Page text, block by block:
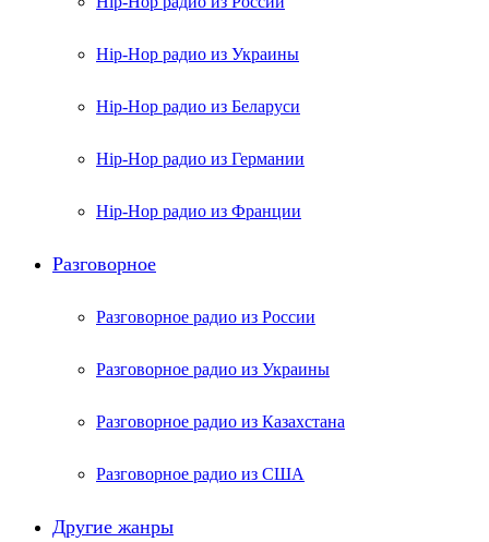
Hip-Hop радио из Украины
Hip-Hop радио из Беларуси
Hip-Hop радио из Германии
Hip-Hop радио из Франции
Разговорное
Разговорное радио из России
Разговорное радио из Украины
Разговорное радио из Казахстана
Разговорное радио из США
Другие жанры